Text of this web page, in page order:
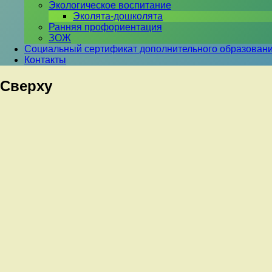
Экологическое воспитание
Эколята-дошколята
Ранняя профориентация
ЗОЖ
Социальный сертификат дополнительного
Контакты
Сверху